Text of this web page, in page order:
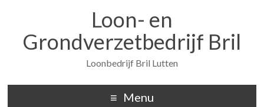
Loon- en
Grondverzetbedrijf Bril
Loonbedrijf Bril Lutten
Menu